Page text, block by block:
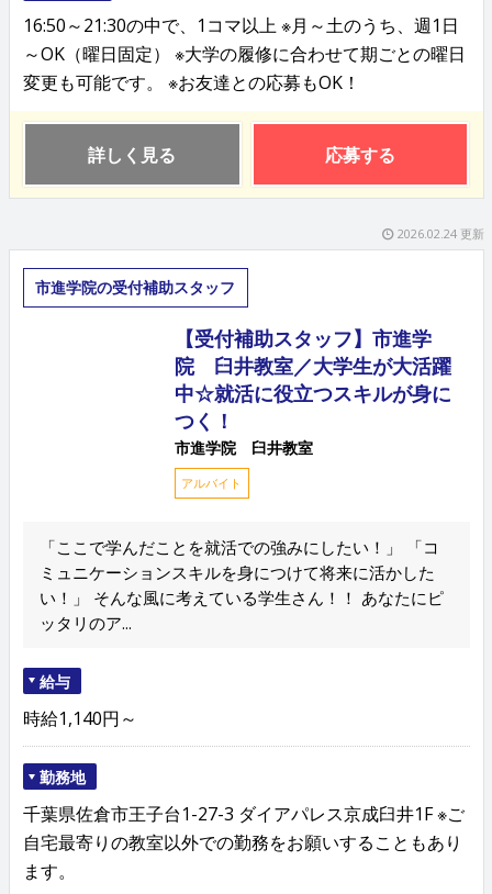
16:50～21:30の中で、1コマ以上 ※月～土のうち、週1日
～OK（曜日固定） ※大学の履修に合わせて期ごとの曜日
変更も可能です。 ※お友達との応募もOK！
詳しく見る 応募する
2026.02.24 更新
市進学院の受付補助スタッフ
【受付補助スタッフ】市進学
院 臼井教室／大学生が大活躍
中☆就活に役立つスキルが身に
つく！
市進学院 臼井教室
アルバイト
「ここで学んだことを就活での強みにしたい！」 「コ
ミュニケーションスキルを身につけて将来に活かした
い！」 そんな風に考えている学生さん！！ あなたにピ
ッタリのア...
給与
時給1,140円～
勤務地
千葉県佐倉市王子台1-27-3 ダイアパレス京成臼井1F ※ご
自宅最寄りの教室以外での勤務をお願いすることもあり
ます。